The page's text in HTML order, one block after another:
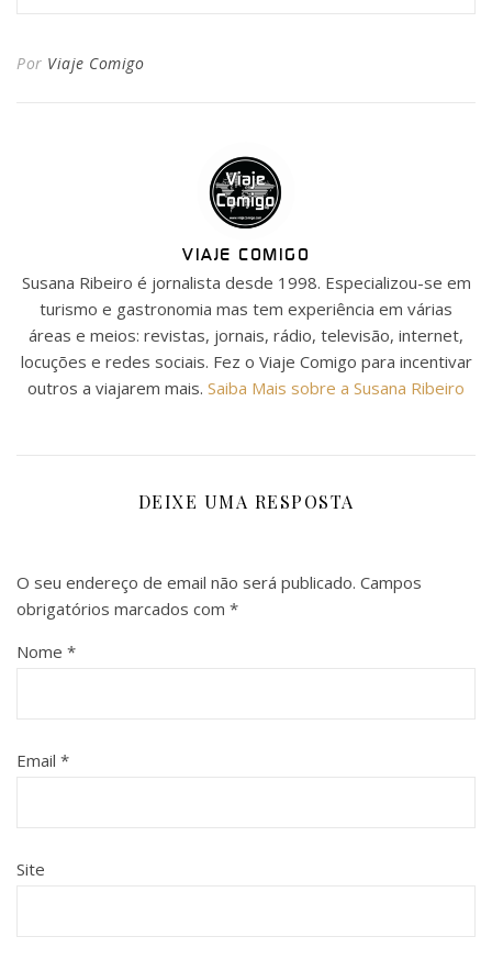
Por Viaje Comigo
VIAJE COMIGO
Susana Ribeiro é jornalista desde 1998. Especializou-se em
turismo e gastronomia mas tem experiência em várias
áreas e meios: revistas, jornais, rádio, televisão, internet,
locuções e redes sociais. Fez o Viaje Comigo para incentivar
outros a viajarem mais. Saiba Mais sobre a Susana Ribeiro
DEIXE UMA RESPOSTA
O seu endereço de email não será publicado. Campos
obrigatórios marcados com *
Nome *
Email *
Site